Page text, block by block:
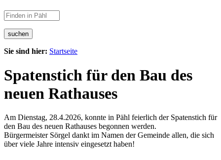
suchen
Sie sind hier: Startseite
Spatenstich für den Bau des
neuen Rathauses
Am Dienstag, 28.4.2026, konnte in Pähl feierlich der Spatenstich für
den Bau des neuen Rathauses begonnen werden.
Bürgermeister Sörgel dankt im Namen der Gemeinde allen, die sich
über viele Jahre intensiv eingesetzt haben!